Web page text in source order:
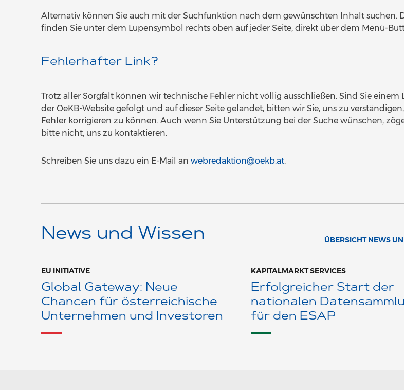
Alternativ können Sie auch mit der Suchfunktion nach dem gewünschten Inhalt suchen.
finden Sie unter dem Lupensymbol rechts oben auf jeder Seite, direkt über dem Menü-
Fehlerhafter Link?
Trotz aller Sorgfalt können wir technische Fehler nicht völlig ausschließen. Sind Sie einem
der OeKB-Website gefolgt und auf dieser Seite gelandet, bitten wir Sie, uns zu
Fehler korrigieren zu können. Auch wenn Sie Unterstützung bei der Suche wünschen,
bitte nicht, uns zu kontaktieren.
Schreiben Sie uns dazu ein E-Mail an webredaktion@oekb.at.
News und Wissen ÜBERSICHT NEWS
EU INITIATIVE
Global Gateway: Neue
Chancen für österreichische
Unternehmen und Investoren
KAPITALMARKT SERVICES
Erfolgreicher Start der
nationalen
für den ESAP